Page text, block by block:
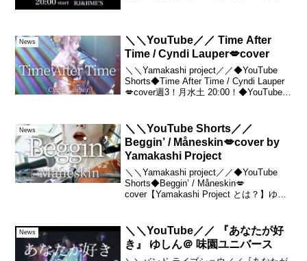
News
＼＼YouTube／／ Time After
Time / Cyndi Lauper💋cover
＼＼Yamakashi project／／◆YouTube
Shorts◆Time After Time / Cyndi Lauper
💋cover週3！月水土 20:00！◆YouTube定
News
＼＼YouTube Shorts／／
Beggin’ / Måneskin💋cover by
Yamakashi Project
＼＼Yamakashi project／／◆YouTube
Shorts◆Beggin’ / Måneskin💋
cover【Yamakashi Project とは？】ゆし
News
＼＼YouTube／／ 『あなたが好
き』 ゆしん＠ 味園ユニバース